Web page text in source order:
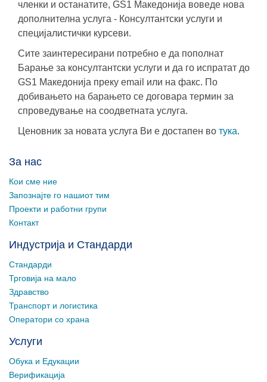
членки и останатите, GS1 Македонија воведе нова
дополнителна услуга - Консултантски услуги и
специјалистички курсеви.
Сите заинтересирани потребно е да пополнат
Барање за консултантски услуги и да го испратат до
GS1 Македонија преку email или на факс. По
добивањето на барањето се договара термин за
спроведување на соодветната услуга.
Ценовник за новата услуга Ви е достапен во тука.
За нас
Кои сме ние
Запознајте го нашиот тим
Проекти и работни групи
Контакт
Индустрија и Стандарди
Стандарди
Трговија на мало
Здравство
Транспорт и логистика
Оператори со храна
Услуги
Обука и Едукации
Верификација